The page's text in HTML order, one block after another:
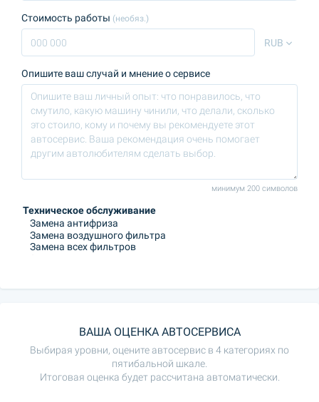
Стоимость работы (необяз.)
RUB
Опишите ваш случай и мнение о сервисе
минимум 200 символов
ВАША ОЦЕНКА АВТОСЕРВИСА
Выбирая уровни, оцените автосервис в 4 категориях по
пятибальной шкале.
Итоговая оценка будет рассчитана автоматически.